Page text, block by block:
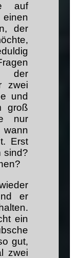
auf
der
der
zwei
und
groß
nur
Erst
sind?
er
ein
gut,
zwei